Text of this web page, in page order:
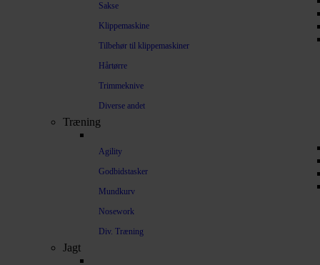
Sakse
Klippemaskine
Tilbehør til klippemaskiner
Hårtørre
Trimmeknive
Diverse andet
Træning
Agility
Godbidstasker
Mundkurv
Nosework
Div. Træning
Jagt